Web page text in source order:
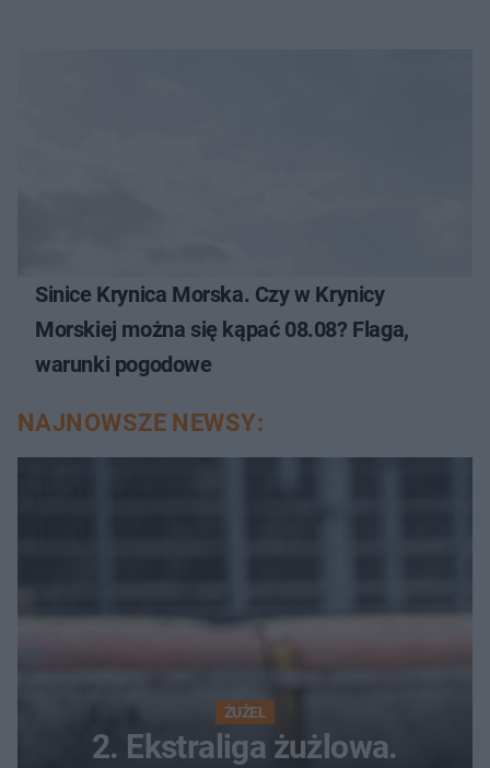
Sinice Krynica Morska. Czy w Krynicy
Morskiej można się kąpać 08.08? Flaga,
warunki pogodowe
NAJNOWSZE NEWSY:
ŻUŻEL
2. Ekstraliga żużlowa.